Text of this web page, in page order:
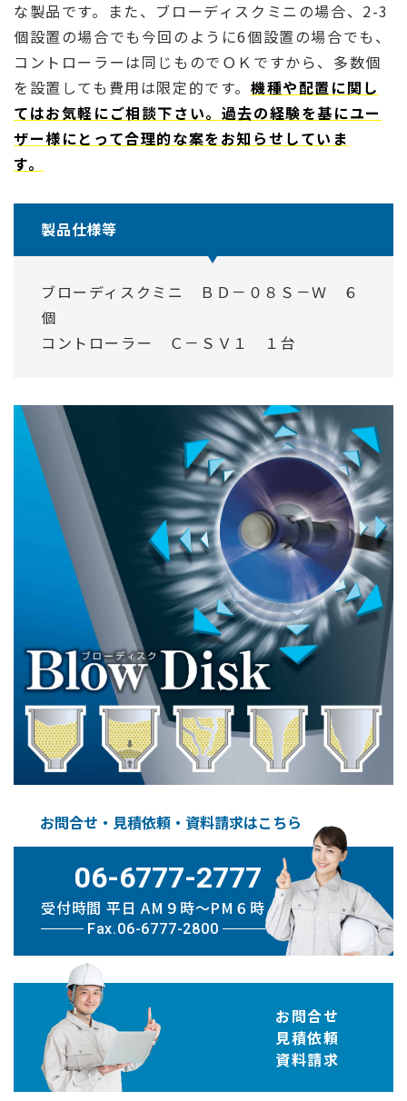
な製品です。また、ブローディスクミニの場合、2-3
個設置の場合でも今回のように6個設置の場合でも、
コントローラーは同じものでＯＫですから、多数個
を設置しても費用は限定的です。機種や配置に関し
てはお気軽にご相談下さい。過去の経験を基にユー
ザー様にとって合理的な案をお知らせしていま
す。
製品仕様等
ブローディスクミニ ＢＤ－０８Ｓ－Ｗ ６
個
コントローラー Ｃ－ＳＶ１ １台
お問合せ・見積依頼・資料請求はこちら
06-6777-2777
受付時間 平日 AM９時〜PM６時
Fax.06-6777-2800
お問合せ
見積依頼
資料請求